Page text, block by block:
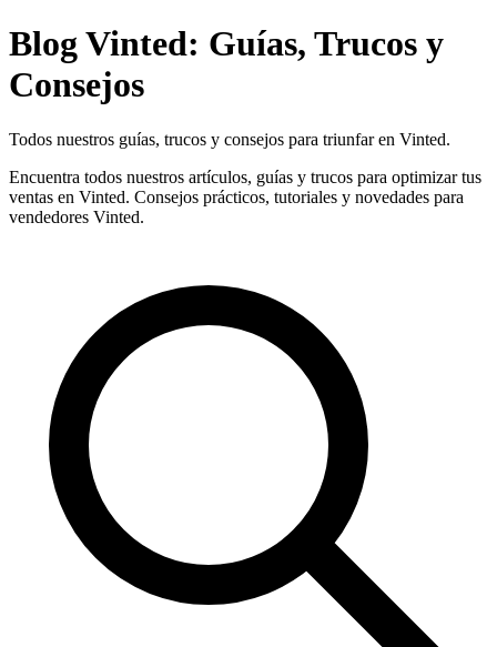
Blog Vinted: Guías, Trucos y
Consejos
Todos nuestros guías, trucos y consejos para triunfar en Vinted.
Encuentra todos nuestros artículos, guías y trucos para optimizar tus
ventas en Vinted. Consejos prácticos, tutoriales y novedades para
vendedores Vinted.